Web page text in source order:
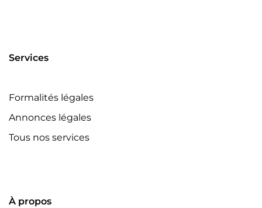
Services
Formalités légales
Annonces légales
Tous nos services
À propos